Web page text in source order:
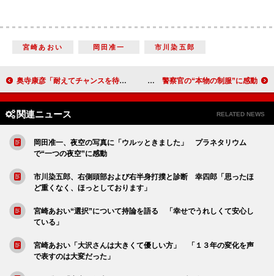
宮崎あおい 岡田准一 市川染五郎
奥寺康彦「耐えてチャンスを待つ」 中西哲生と熱血対談 香里奈「ピンクの制服しか着たことがなかった」 警察官の“本物の制服”に感動
関連ニュース RELATED NEWS
岡田准一、夜空の写真に「ウルッときました」 プラネタリウム
で“一つの夜空”に感動
市川染五郎、右側頭部および右半身打撲と診断 幸四郎「思ったほ
ど重くなく、ほっとしております」
宮崎あおい“選択”について持論を語る 「幸せでうれしくて安心し
ている」
宮崎あおい「大沢さんは大きくて優しい方」 「１３年の変化を声
で表すのは大変だった」